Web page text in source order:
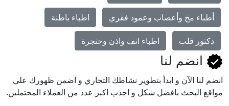
أطباء مخ وأعصاب وعمود فقري اطباء باطنة
دكتور قلب اطباء انف واذن وحنجرة
انضم لنا
انضم لنا اﻵن و ابدأ بتطوير نشاطك التجاري و اضمن ظهورك علي
مواقع البحث بافضل شكل و اجذب اكبر عدد من العملاء المحتملين.